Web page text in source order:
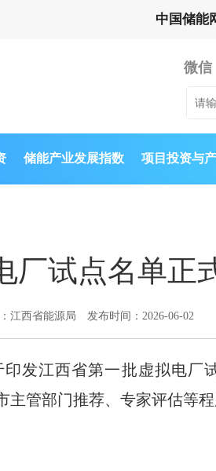
中国储能
微信
储能产业发展指数 项目投资与
厂试点名单正
江西省能源局 发布时间：2026-06-02
发江西省第一批虚拟电厂
主管部门推荐、专家评估等